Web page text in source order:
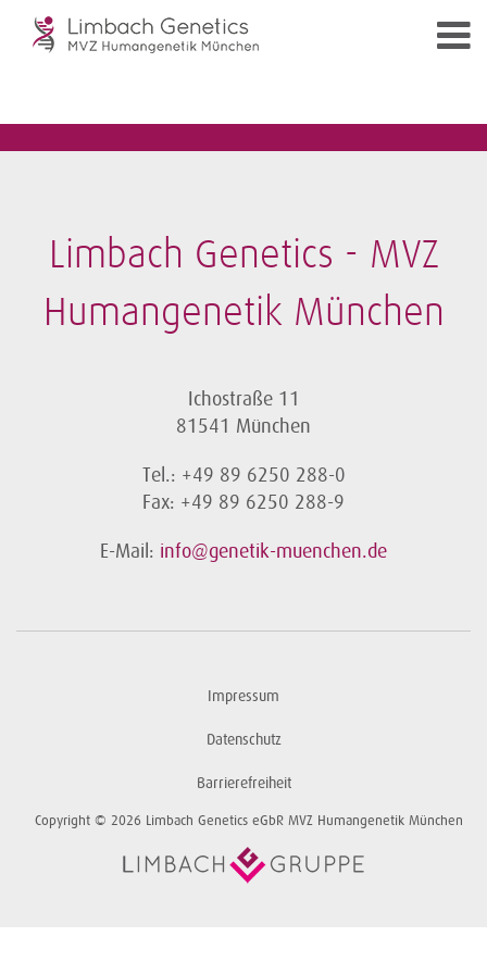
Limbach Genetics - MVZ
Humangenetik München
Ichostraße 11
81541 München
Tel.: +49 89 6250 288-0
Fax: +49 89 6250 288-9
E-Mail: info@genetik-muenchen.de
Impressum
Datenschutz
Barrierefreiheit
Copyright © 2026 Limbach Genetics eGbR MVZ Humangenetik München